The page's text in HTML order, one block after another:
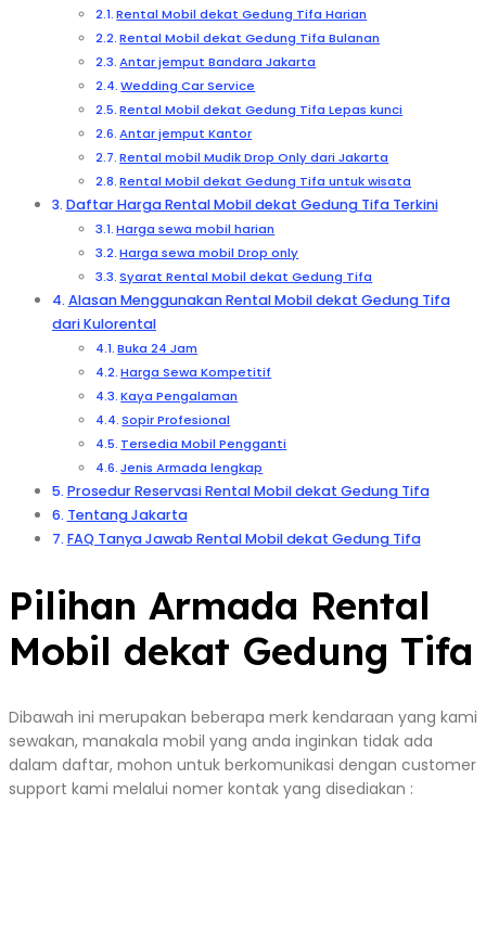
Rental Mobil dekat Gedung Tifa Harian
Rental Mobil dekat Gedung Tifa Bulanan
Antar jemput Bandara Jakarta
Wedding Car Service
Rental Mobil dekat Gedung Tifa Lepas kunci
Antar jemput Kantor
Rental mobil Mudik Drop Only dari Jakarta
Rental Mobil dekat Gedung Tifa untuk wisata
Daftar Harga Rental Mobil dekat Gedung Tifa Terkini
Harga sewa mobil harian
Harga sewa mobil Drop only
Syarat Rental Mobil dekat Gedung Tifa
Alasan Menggunakan Rental Mobil dekat Gedung Tifa
dari Kulorental
Buka 24 Jam
Harga Sewa Kompetitif
Kaya Pengalaman
Sopir Profesional
Tersedia Mobil Pengganti
Jenis Armada lengkap
Prosedur Reservasi Rental Mobil dekat Gedung Tifa
Tentang Jakarta
FAQ Tanya Jawab Rental Mobil dekat Gedung Tifa
Pilihan Armada Rental
Mobil dekat Gedung Tifa
Dibawah ini merupakan beberapa merk kendaraan yang kami
sewakan, manakala mobil yang anda inginkan tidak ada
dalam daftar, mohon untuk berkomunikasi dengan customer
support kami melalui nomer kontak yang disediakan :